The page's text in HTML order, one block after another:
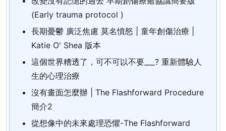
(Early trauma protocol )
長期憂鬱 廣泛焦慮 莫名憤怒 | 童年創傷治療 |
Katie O' Shea 版本
這個世界糟透了，可不可以不要___? 重新體驗人
生的心理治療
沒有畫面怎麼辦 | The Flashforward Procedure
簡介2
從想像中的未來處理恐懼-The Flashforward